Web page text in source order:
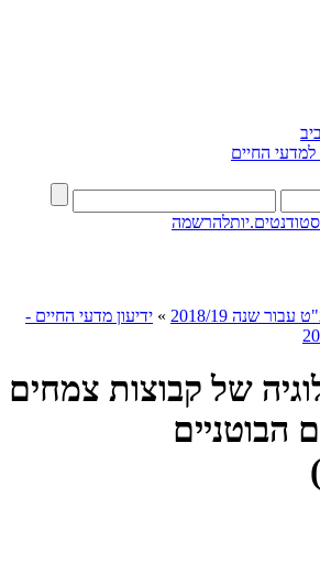
החיים
להרשמה
שנה 2018/19 » ידיעון מדעי החיים -
של קבוצות צמחים
הבוטניים